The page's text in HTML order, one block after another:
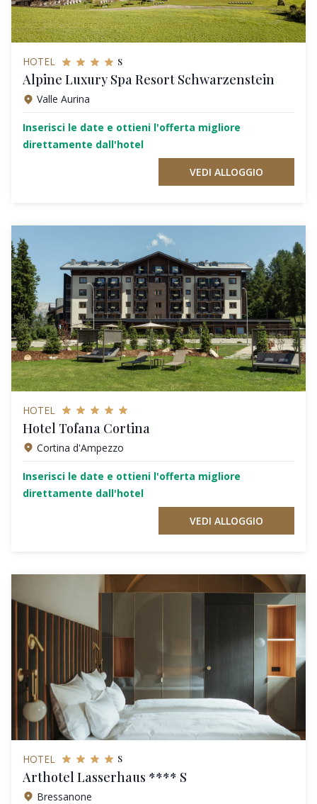
HOTEL s
Alpine Luxury Spa Resort Schwarzenstein
Valle Aurina
Inserisci le date e ottieni l'offerta migliore
direttamente dall'hotel
VEDI ALLOGGIO
HOTEL
Hotel Tofana Cortina
Cortina d'Ampezzo
Inserisci le date e ottieni l'offerta migliore
direttamente dall'hotel
VEDI ALLOGGIO
HOTEL s
Arthotel Lasserhaus **** S
Bressanone